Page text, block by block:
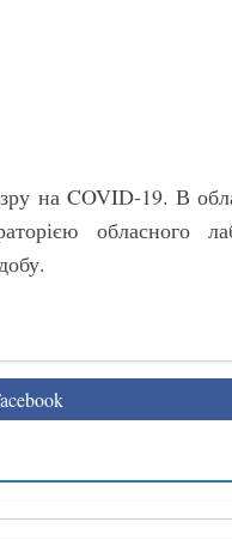
на COVID-19. В
обласного